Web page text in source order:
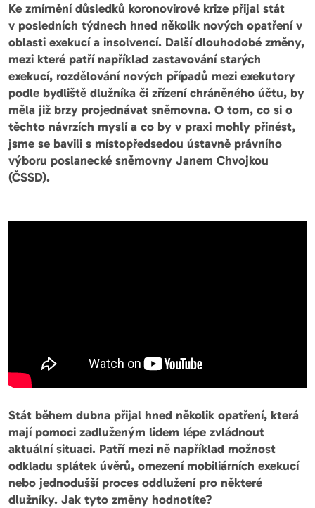
Ke zmírnění důsledků koronovirové krize přijal stát
v posledních týdnech hned několik nových opatření v
oblasti exekucí a insolvencí. Další dlouhodobé změny,
mezi které patří například zastavování starých
exekucí, rozdělování nových případů mezi exekutory
podle bydliště dlužníka či zřízení chráněného účtu, by
měla již brzy projednávat sněmovna. O tom, co si o
těchto návrzích myslí a co by v praxi mohly přinést,
jsme se bavili s místopředsedou ústavně právního
výboru poslanecké sněmovny Janem Chvojkou
(ČSSD).
Stát během dubna přijal hned několik opatření, která
mají pomoci zadluženým lidem lépe zvládnout
aktuální situaci. Patří mezi ně například možnost
odkladu splátek úvěrů, omezení mobiliárních exekucí
nebo jednodušší proces oddlužení pro některé
dlužníky. Jak tyto změny hodnotíte?